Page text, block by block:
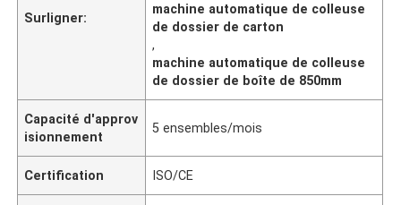
Surligner:
machine automatique de colleuse
de dossier de carton
,
machine automatique de colleuse
de dossier de boîte de 850mm
Capacité d'approv
isionnement
5 ensembles/mois
Certification ISO/CE